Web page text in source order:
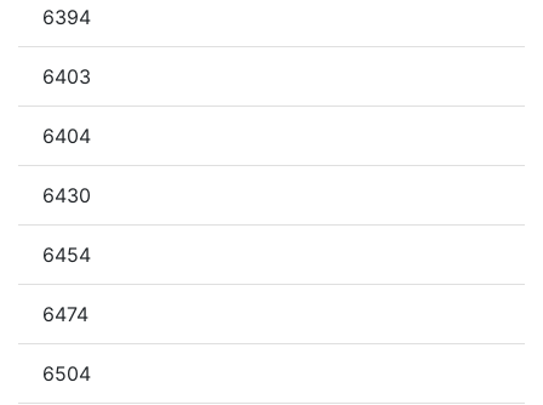
6394
6403
6404
6430
6454
6474
6504